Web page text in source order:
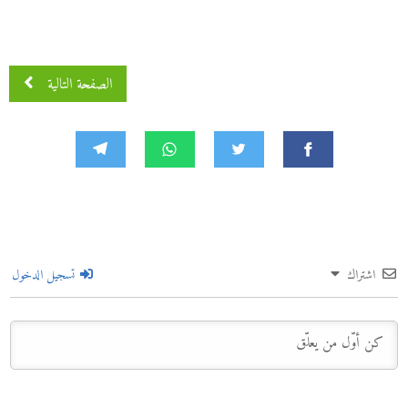
الصفحة التالية
اشتراك تسجيل الدخول